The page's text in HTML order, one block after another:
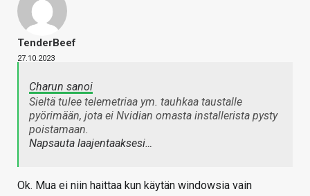
TenderBeef
27.10.2023
Charun sanoi
Sieltä tulee telemetriaa ym. tauhkaa taustalle
pyörimään, jota ei Nvidian omasta installerista pysty
poistamaan.
Napsauta laajentaaksesi…
Ok. Mua ei niin haittaa kun käytän windowsia vain